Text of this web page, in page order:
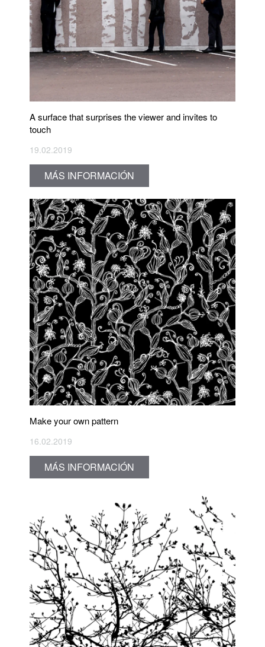
A surface that surprises the viewer and invites to
touch
19.02.2019
MÁS INFORMACIÓN
Make your own pattern
16.02.2019
MÁS INFORMACIÓN